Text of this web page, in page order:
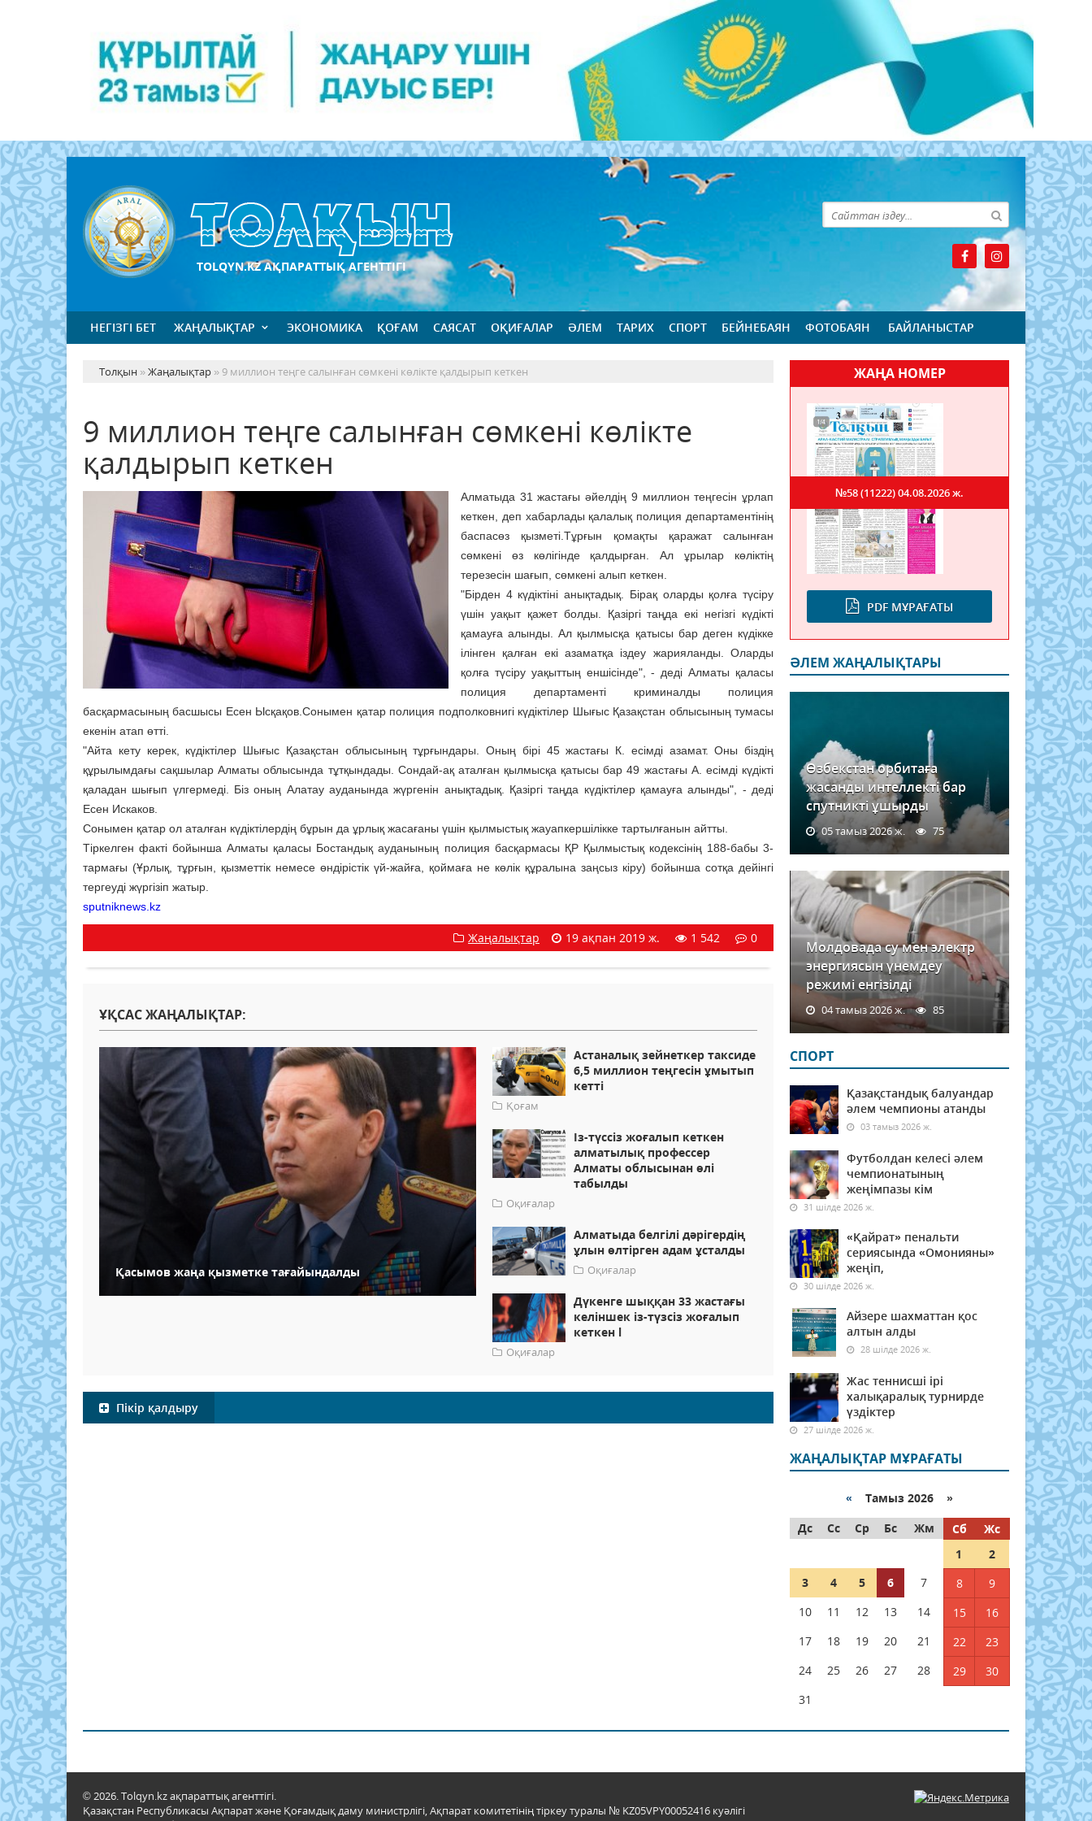
TOLQYN.KZ АҚПАРАТТЫҚ АГЕНТТІГІ
НЕГІЗГІ БЕТ ЖАҢАЛЫҚТАР ЭКОНОМИКА ҚОҒАМ САЯСАТ ОҚИҒАЛАР ӘЛЕМ ТАРИХ СПОРТ БЕЙНЕБАЯН ФОТОБАЯН БАЙЛАНЫСТАР
Толқын »Жаңалықтар » 9 миллион теңге салынған сөмкені көлікте қалдырып кеткен
9 миллион теңге салынған сөмкені көлікте
қалдырып кеткен
Алматыда 31 жастағы әйелдің 9 миллион теңгесін ұрлап
кеткен, деп хабарлады қалалық полиция департаментінің
баспасөз қызметі.Тұрғын қомақты қаражат салынған
сөмкені өз көлігінде қалдырған. Ал ұрылар көліктің
терезесін шағып, сөмкені алып кеткен.
"Бірден 4 күдіктіні анықтадық. Бірақ оларды қолға түсіру
үшін уақыт қажет болды. Қазіргі таңда екі негізгі күдікті
қамауға алынды. Ал қылмысқа қатысы бар деген күдікке
ілінген қалған екі азаматқа іздеу жарияланды. Оларды
қолға түсіру уақыттың еншісінде", - деді Алматы қаласы
полиция департаменті криминалды полиция
басқармасының басшысы Есен Ысқақов.Сонымен қатар полиция подполковнигі күдіктілер Шығыс Қазақстан облысының тумасы
екенін атап өтті.
"Айта кету керек, күдіктілер Шығыс Қазақстан облысының тұрғындары. Оның бірі 45 жастағы К. есімді азамат. Оны біздің
құрылымдағы сақшылар Алматы облысында тұтқындады. Сондай-ақ аталған қылмысқа қатысы бар 49 жастағы А. есімді күдікті
қаладан шығып үлгермеді. Біз оның Алатау ауданында жүргенін анықтадық. Қазіргі таңда күдіктілер қамауға алынды", - деді
Есен Искаков.
Сонымен қатар ол аталған күдіктілердің бұрын да ұрлық жасағаны үшін қылмыстық жауапкершілікке тартылғанын айтты.
Тіркелген факті бойынша Алматы қаласы Бостандық ауданының полиция басқармасы ҚР Қылмыстық кодексінің 188-бабы 3-
тармағы (Ұрлық, тұрғын, қызметтiк немесе өндiрiстiк үй-жайға, қоймаға не көлік құралына заңсыз кiру) бойынша сотқа дейінгі
тергеуді жүргізіп жатыр.
sputniknews.kz
Жаңалықтар 19 ақпан 2019 ж. 1 542 0
ҰҚСАС ЖАҢАЛЫҚТАР:
Қасымов жаңа қызметке тағайындалды
Астаналық зейнеткер таксиде
6,5 миллион теңгесін ұмытып
кетті
Қоғам
Із-түссіз жоғалып кеткен
алматылық профессер
Алматы облысынан өлі
табылды
Оқиғалар
Алматыда белгілі дәрігердің
ұлын өлтірген адам ұсталды
Оқиғалар
Дүкенге шыққан 33 жастағы
келіншек із-түзсіз жоғалып
кеткен l
Оқиғалар
Пікір қалдыру
ЖАҢА НОМЕР
PDF МҰРАҒАТЫ
№58 (11222)04.08.2026 ж.
ӘЛЕМ ЖАҢАЛЫҚТАРЫ
Өзбекстан орбитаға
жасанды интеллекті бар
спутникті ұшырды
05 тамыз 2026 ж. 75
Молдовада су мен электр
энергиясын үнемдеу
режимі енгізілді
04 тамыз 2026 ж. 85
СПОРТ
Қазақстандық балуандар
әлем чемпионы атанды
03 тамыз 2026 ж.
Футболдан келесі әлем
чемпионатының
жеңімпазы кім
31 шілде 2026 ж.
«Қайрат» пенальти
сериясында «Омонияны»
жеңіп,
30 шілде 2026 ж.
Айзере шахматтан қос
алтын алды
28 шілде 2026 ж.
Жас теннисші ірі
халықаралық турнирде
үздіктер
27 шілде 2026 ж.
ЖАҢАЛЫҚТАР МҰРАҒАТЫ
« Тамыз 2026 »
Дс
Сс Ср Бс Жм Сб
Жс
1
2
3
4 5 6 7 8
9
10
11 12 13 14 15
16
17
18 19 20 21 22
23
24
25 26 27 28 29
30
31
© 2026. Tolqyn.kz ақпараттық агенттігі.
Қазақстан Республикасы Ақпарат және Қоғамдық даму министрлігі, Ақпарат комитетінің тіркеу туралы № KZ05VPY00052416 куәлігі